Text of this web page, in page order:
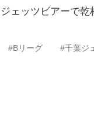
ジェッツビアーで乾
#Bリーグ #千葉ジ